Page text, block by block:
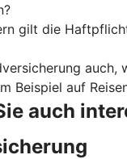
gilt die
auch,
Beispiel auf
auch